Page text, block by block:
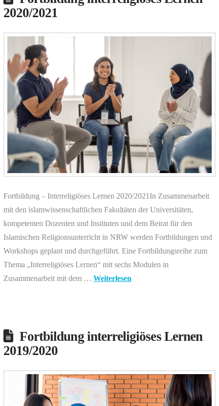
2020/2021
Fortbildung – Interreligiöses Lernen 2020/2021In Zusammenarbeit
mit den islamwissenschaftlichen Fakultäten der Universitäten,
kompetenten Dozenten und Instituten und dem Beirat für den
Islamischen Religionsunterricht in NRW werden Fortbildungen und
Workshops geplant und durchgeführt. Eine Fortbildungsreihe zum
Thema „Interreligiöses Lernen“ mit sechs Modulen in
Zusammenarbeit mit dem … Weiterlesen
Fortbildung interreligiöses Lernen
2019/2020